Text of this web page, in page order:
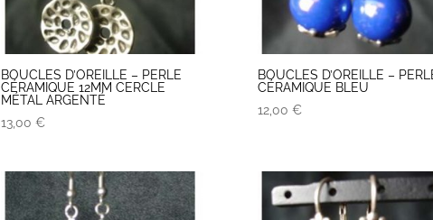
BOUCLES D’OREILLE – PERLE
CÉRAMIQUE 12MM CERCLE
MÉTAL ARGENTÉ
13,00 €
BOUCLES D’OREILLE –
CÉRAMIQUE BLEU
12,00 €